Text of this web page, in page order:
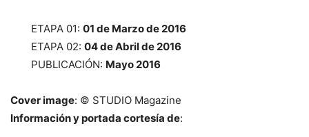
ETAPA 01: 01 de Marzo de 2016
ETAPA 02: 04 de Abril de 2016
PUBLICACIÓN: Mayo 2016
Cover image: © STUDIO Magazine
Información y portada cortesía de: